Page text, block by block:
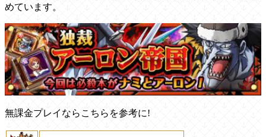
めています。
無課金プレイならこちらを参考に!